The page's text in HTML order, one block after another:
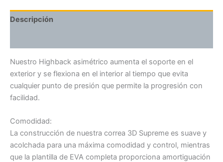
Descripción
Nuestro Highback asimétrico aumenta el soporte en el
exterior y se flexiona en el interior al tiempo que evita
cualquier punto de presión que permite la progresión con
facilidad.
Comodidad:
La construcción de nuestra correa 3D Supreme es suave y
acolchada para una máxima comodidad y control, mientras
que la plantilla de EVA completa proporciona amortiguación